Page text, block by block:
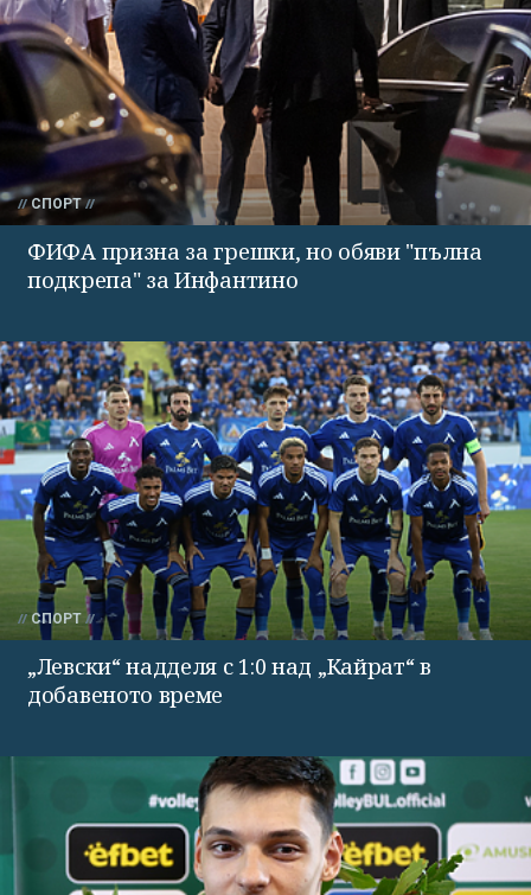
СПОРТ
ФИФА призна за грешки, но обяви "пълна
подкрепа" за Инфантино
СПОРТ
„Левски“ надделя с 1:0 над „Кайрат“ в
добавеното време